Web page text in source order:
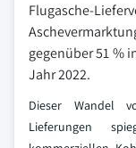
Flugasche-
gegenüber 51 %
Jahr 2022.
Dieser Wandel
Lieferungen